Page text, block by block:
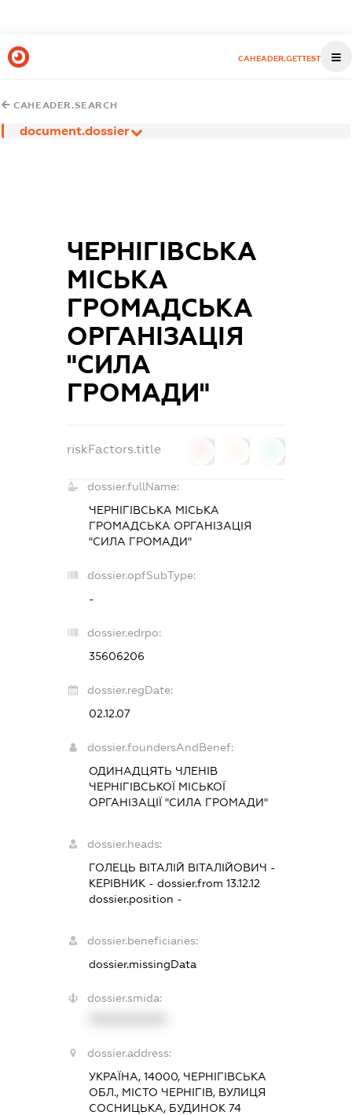
CAHEADER.GETTEST
CAHEADER.SEARCH
document.dossier
ЧЕРНІГІВСЬКА
МІСЬКА
ГРОМАДСЬКА
ОРГАНІЗАЦІЯ
"СИЛА
ГРОМАДИ"
riskFactors.title
dossier.fullName:
ЧЕРНІГІВСЬКА МІСЬКА
ГРОМАДСЬКА ОРГАНІЗАЦІЯ
"СИЛА ГРОМАДИ"
dossier.opfSubType:
-
dossier.edrpo:
35606206
dossier.regDate:
02.12.07
dossier.foundersAndBenef:
ОДИНАДЦЯТЬ ЧЛЕНІВ
ЧЕРНІГІВСЬКОЇ МІСЬКОЇ
ОРГАНІЗАЦІЇ "СИЛА ГРОМАДИ"
dossier.heads:
ГОЛЕЦЬ ВІТАЛІЙ ВІТАЛІЙОВИЧ -
КЕРІВНИК - dossier.from 13.12.12
dossier.position -
dossier.beneficiaries:
dossier.missingData
dossier.smida:
dossier.address:
УКРАЇНА, 14000, ЧЕРНІГІВСЬКА
ОБЛ., МІСТО ЧЕРНІГІВ, ВУЛИЦЯ
СОСНИЦЬКА, БУДИНОК 74